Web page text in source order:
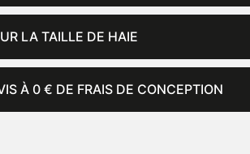
LA TAILLE DE HAIE
À 0 € DE FRAIS DE CONCEPTION